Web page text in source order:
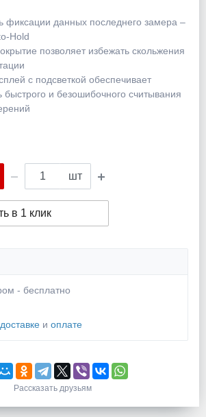
фиксации данных последнего замера –
Hold
позволяет избежать скольжения
с подсветкой обеспечивает
быстрого и безошибочного считывания
шт
в 1 клик
- бесплатно
доставке и оплате
Рассказать друзьям